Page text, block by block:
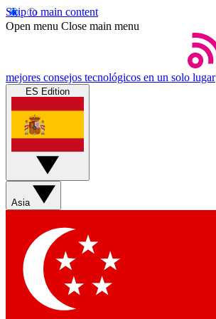
Skip to main content
Open menu Close main menu
mejores consejos tecnológicos en un solo lugar
ES Edition
Asia